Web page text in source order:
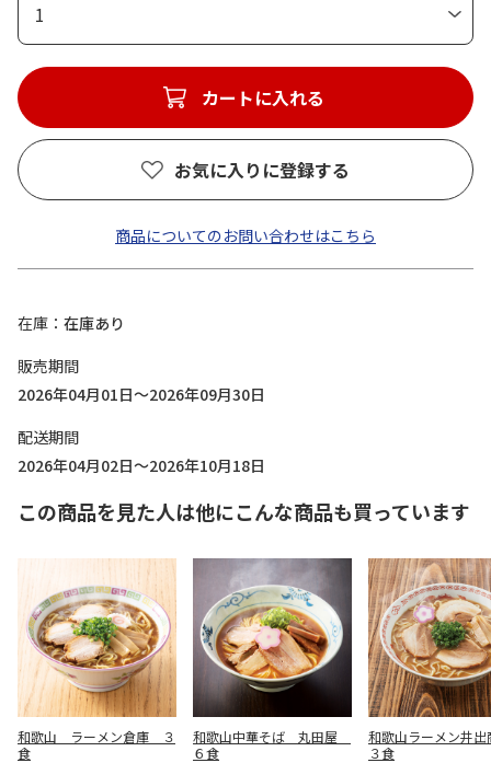
1
カートに入れる
お気に入りに登録する
商品についてのお問い合わせはこちら
在庫
在庫あり
販売期間
2026年04月01日～2026年09月30日
配送期間
2026年04月02日～2026年10月18日
この商品を見た人は他にこんな商品も買っています
和歌山 ラーメン倉庫 ３
食
和歌山中華そば 丸田屋
６食
和歌山ラーメン井
３食